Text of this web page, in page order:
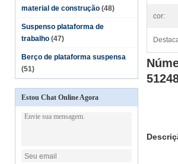
material de construção (48)
Suspenso plataforma de
trabalho (47)
Berço de plataforma suspensa
(51)
Estou Chat Online Agora
cor: